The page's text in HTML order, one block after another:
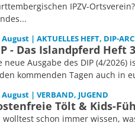
IPZV-
August | AKTUELLES HEFT, DIP-
- Das Islandpferd Heft
neue Ausgabe des DIP (4/
kommenden Tagen auch in
August | VERBAND, JUGEND
Tölt & Kids-
wolltest schon immer wissen,